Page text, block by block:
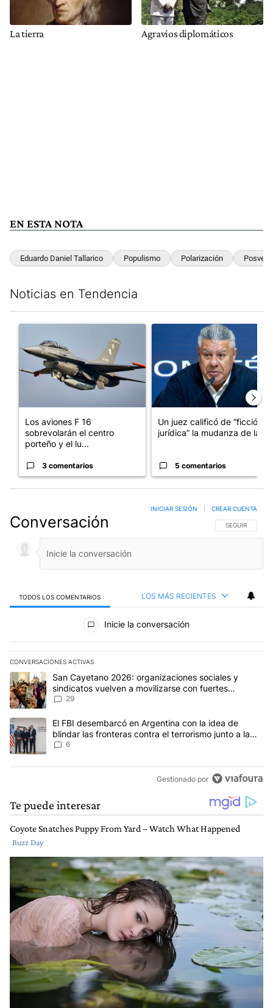
La tierra Agravios diplomáticos
EN ESTA NOTA
Eduardo Daniel Tallarico Populismo Polarización
Noticias en Tendencia
Un artículo de tendencia con el título "Los aviones F 16
Los aviones F 16
sobrevolarán el centro
porteño y el lu...
3 comentarios
Un artículo de tendencia con
Un juez calificó de “ficción
jurídica” la mudanza de la...
5 comentarios
Conversación SIGA ESTA
SEGUIR
INICIAR SESIÓN CREAR CUENTA
TODOS LOS COMENTARIOS LOS MÁS RECIENTES
Todos los comentarios
Inicie la conversación
CONVERSACIONES ACTIVAS
Este listado muestra los artículos con más comentarios en los
Un artículo de tendencia con el título "San Cayetano 2026:
San Cayetano 2026: organizaciones sociales y
sindicatos vuelven a movilizarse con fuertes
reclamos al Gobierno
29
Un artículo de tendencia con el título "El FBI desembarcó en
El FBI desembarcó en Argentina con la idea de
blindar las fronteras contra el terrorismo junto a la
SIDE
6
Gestionado por